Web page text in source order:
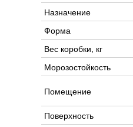
Назначение
Форма
Вес коробки, кг
Морозостойкость
Помещение
Поверхность